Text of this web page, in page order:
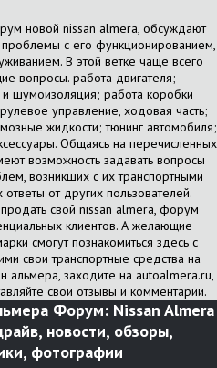
новой nissan almera, обсуждают
проблемы с его функционированием,
В этой ветке чаще всего
вопросы. работа двигателя;
шумоизоляция; работа коробки
управление, ходовая часть;
жидкости; тюнинг автомобиля;
Общаясь на перечисленных
возможность задавать вопросы
возникших с их транспортными
от других пользователей.
свой nissan almera, форум
клиентов. А желающие
смогут познакомиться здесь с
свои транспортные средства на
альмера, заходите на autoalmera.ru,
свои отзывы и комментарии.
Форум: Nissan Almera
новости, обзоры,
фотографии